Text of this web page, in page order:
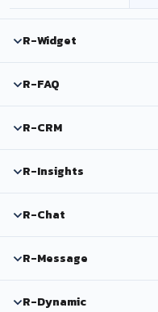
R-Widget
R-FAQ
R-CRM
R-Insights
R-Chat
R-Message
R-Dynamic